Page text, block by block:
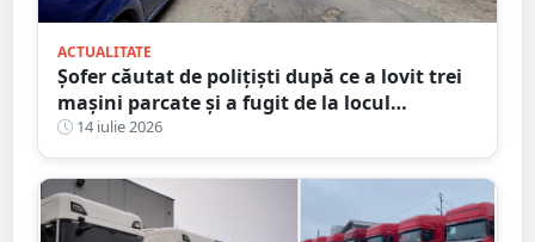
ACTUALITATE
Șofer căutat de polițiști după ce a lovit trei
mașini parcate și a fugit de la locul
accidentului, în Satu Mare
14 iulie 2026